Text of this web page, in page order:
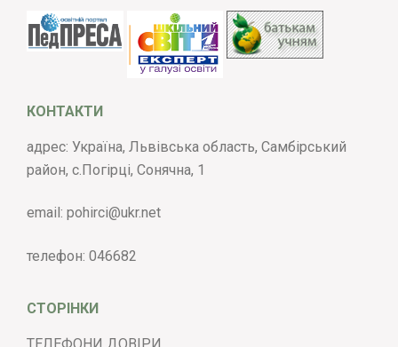
КОНТАКТИ
адрес: Україна, Львівська область, Самбірський
район, с.Погірці, Сонячна, 1
email: pohirci@ukr.net
телефон: 046682
СТОРІНКИ